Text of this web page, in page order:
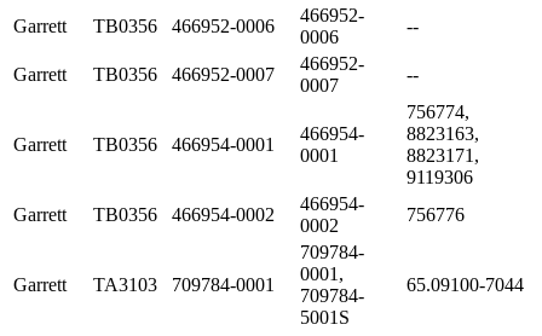
Garrett
TB0356 466952-0006
466952-
0006
--
Garrett TB0356 466952-0007
466952-
0007
--
Garrett TB0356 466954-0001
466954-
0001
756774,
8823163,
8823171,
9119306
Garrett
TB0356 466954-0002
466954-
0002
756776
Garrett TA3103 709784-0001
709784-
0001,
709784-
5001S
65.09100-7044